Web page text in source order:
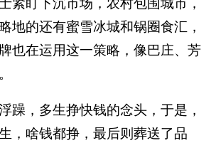
地的还有蜜雪冰城和锅圈食汇，
也在运用这一策略，像巴庄、芳
躁，多生挣快钱的念头，于是，
，啥钱都挣，最后则葬送了品